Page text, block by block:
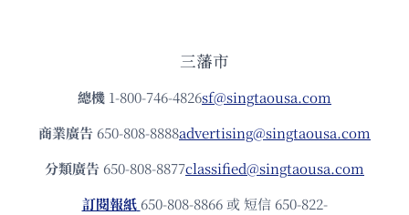
三藩市
總機 1-800-746-4826sf@singtaousa.com
商業廣告 650-808-8888advertising@singtaousa.com
分類廣告 650-808-8877classified@singtaousa.com
訂閱報紙 650-808-8866 或 短信 650-822-